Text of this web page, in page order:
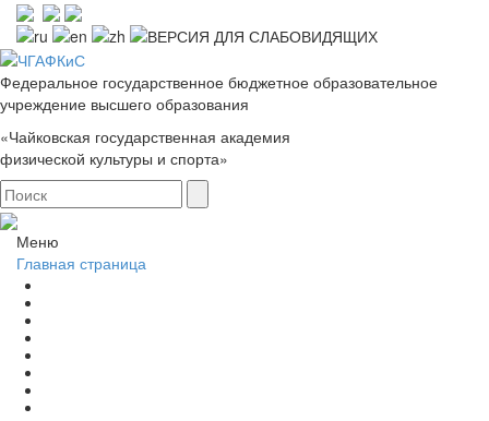
Федеральное государственное бюджетное образовательное
учреждение высшего образования
«Чайковская государственная академия
физической культуры и спорта»
Меню
Главная страница